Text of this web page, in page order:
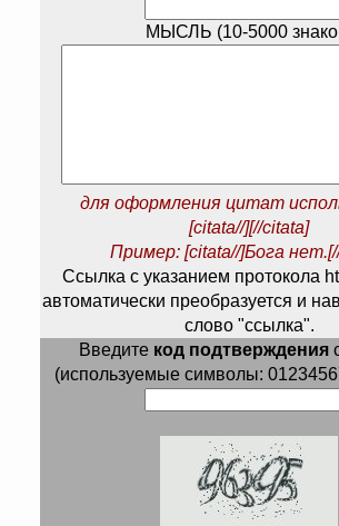
МЫСЛЬ (10-5000
для оформления цитат
[citata//][//citata]
Пример: [citata//]Бога
Ссылка с указанием протокола
автоматически преобразуется и
слово "ссылка".
Введите код подтверждения
(используемые символы: